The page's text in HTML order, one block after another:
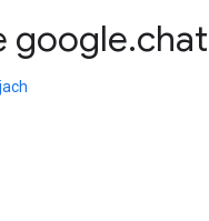
google.chat